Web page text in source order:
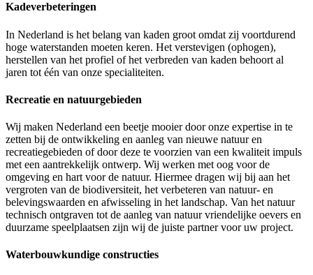
Kadeverbeteringen
In Nederland is het belang van kaden groot omdat zij voortdurend
hoge waterstanden moeten keren. Het verstevigen (ophogen),
herstellen van het profiel of het verbreden van kaden behoort al
jaren tot één van onze specialiteiten.
Recreatie en natuurgebieden
Wij maken Nederland een beetje mooier door onze expertise in te
zetten bij de ontwikkeling en aanleg van nieuwe natuur en
recreatiegebieden of door deze te voorzien van een kwaliteit impuls
met een aantrekkelijk ontwerp. Wij werken met oog voor de
omgeving en hart voor de natuur. Hiermee dragen wij bij aan het
vergroten van de biodiversiteit, het verbeteren van natuur- en
belevingswaarden en afwisseling in het landschap. Van het natuur
technisch ontgraven tot de aanleg van natuur vriendelijke oevers en
duurzame speelplaatsen zijn wij de juiste partner voor uw project.
Waterbouwkundige constructies